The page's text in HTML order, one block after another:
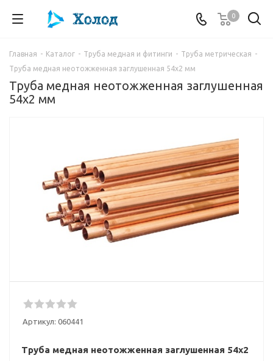
0
Главная - Каталог - Труба медная и фитинги - Труба метрическая -
Труба медная неотожженная заглушенная 54х2 мм
Труба медная неотожженная заглушенная
54х2 мм
Артикул: 060441
Труба медная неотожженная заглушенная 54х2